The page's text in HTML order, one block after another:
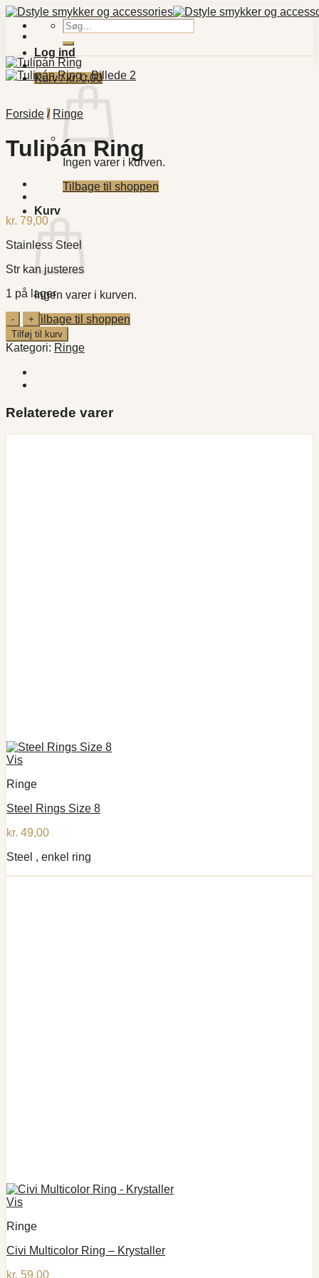
Fortsæt
indhold
Søg
efter:
Log ind
Kurv /kr.0,00
Ingen varer i kurven.
Tilbage til shoppen
Kurv
Ingen varer i kurven.
Tilbage til shoppen
Forside / Ringe
Tulipán Ring
kr. 79,00
Stainless Steel
Str kan justeres
1 på lager
Tulipán
Ring
antal
Tilføj til kurv
Kategori: Ringe
Relaterede varer
Vis
Ringe
Steel Rings Size 8
kr. 49,00
Steel , enkel ring
Vis
Ringe
Civi Multicolor Ring – Krystaller
kr. 59,00